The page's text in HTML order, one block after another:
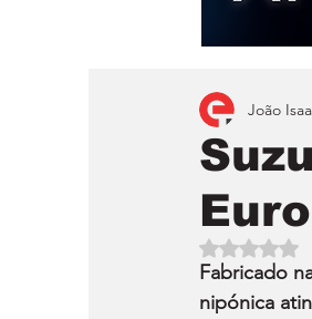
João
Avaliado
Fabricado
nipónica